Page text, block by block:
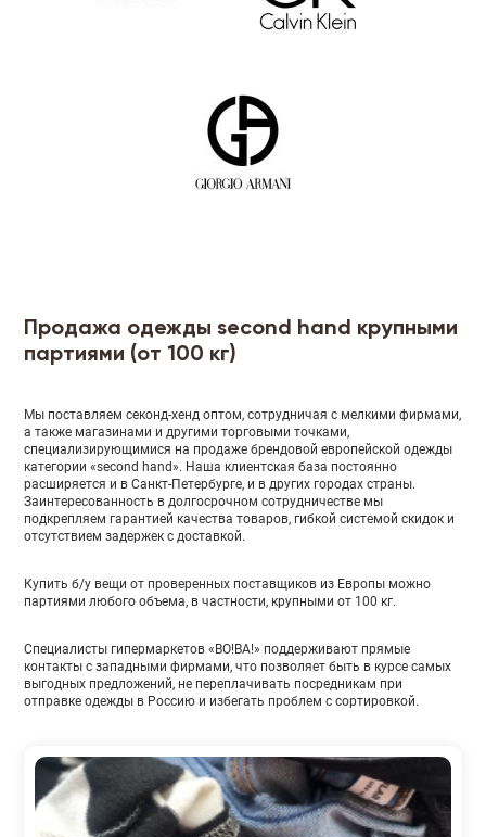
Продажа одежды second hand крупными
партиями (от 100 кг)
Мы поставляем секонд-хенд оптом, сотрудничая с мелкими фирмами,
а также магазинами и другими торговыми точками,
специализирующимися на продаже брендовой европейской одежды
категории «second hand». Наша клиентская база постоянно
расширяется и в Санкт-Петербурге, и в других городах страны.
Заинтересованность в долгосрочном сотрудничестве мы
подкрепляем гарантией качества товаров, гибкой системой скидок и
отсутствием задержек с доставкой.
Купить б/у вещи от проверенных поставщиков из Европы можно
партиями любого объема, в частности, крупными от 100 кг.
Специалисты гипермаркетов «ВО!ВА!» поддерживают прямые
контакты с западными фирмами, что позволяет быть в курсе самых
выгодных предложений, не переплачивать посредникам при
отправке одежды в Россию и избегать проблем с сортировкой.